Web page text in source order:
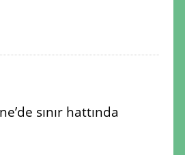
sınır hattında